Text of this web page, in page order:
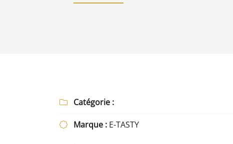
Recopier le code ci-contre
 Catégorie :
 Marque : E-TASTY